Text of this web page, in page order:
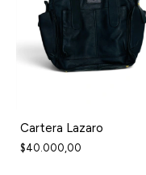
Cartera Lazaro
$40.000,00